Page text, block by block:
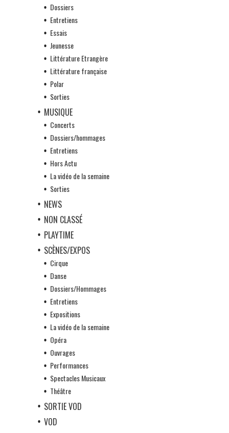
Dossiers
Entretiens
Essais
Jeunesse
Littérature Etrangère
Littérature française
Polar
Sorties
MUSIQUE
Concerts
Dossiers/hommages
Entretiens
Hors Actu
La vidéo de la semaine
Sorties
NEWS
NON CLASSÉ
PLAYTIME
SCÈNES/EXPOS
Cirque
Danse
Dossiers/Hommages
Entretiens
Expositions
La vidéo de la semaine
Opéra
Ouvrages
Performances
Spectacles Musicaux
Théâtre
SORTIE VOD
VOD